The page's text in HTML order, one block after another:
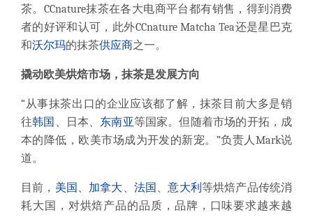
茶。CCnature抹茶在各大电商平台都有销售，得到消费
者的好评和认可，此外CCnature Matcha Tea还是星巴克
和沃尔玛的抹茶供应商之一。
撬动欧美烘焙市场，抹茶是发展方向
“从事抹茶出口的企业应该都了解，抹茶目前大多是销
往韩国 、日本、 东南亚等国家。但随着市场的开拓，成
本的降低，欧美市场成为开发的新宠。”负责人Mark说
道。
目前， 美国 、 加拿大 、 法国 、意大利 等烘焙产品传统消
耗大国，对烘焙产品的品质，品牌，口味要求越来越